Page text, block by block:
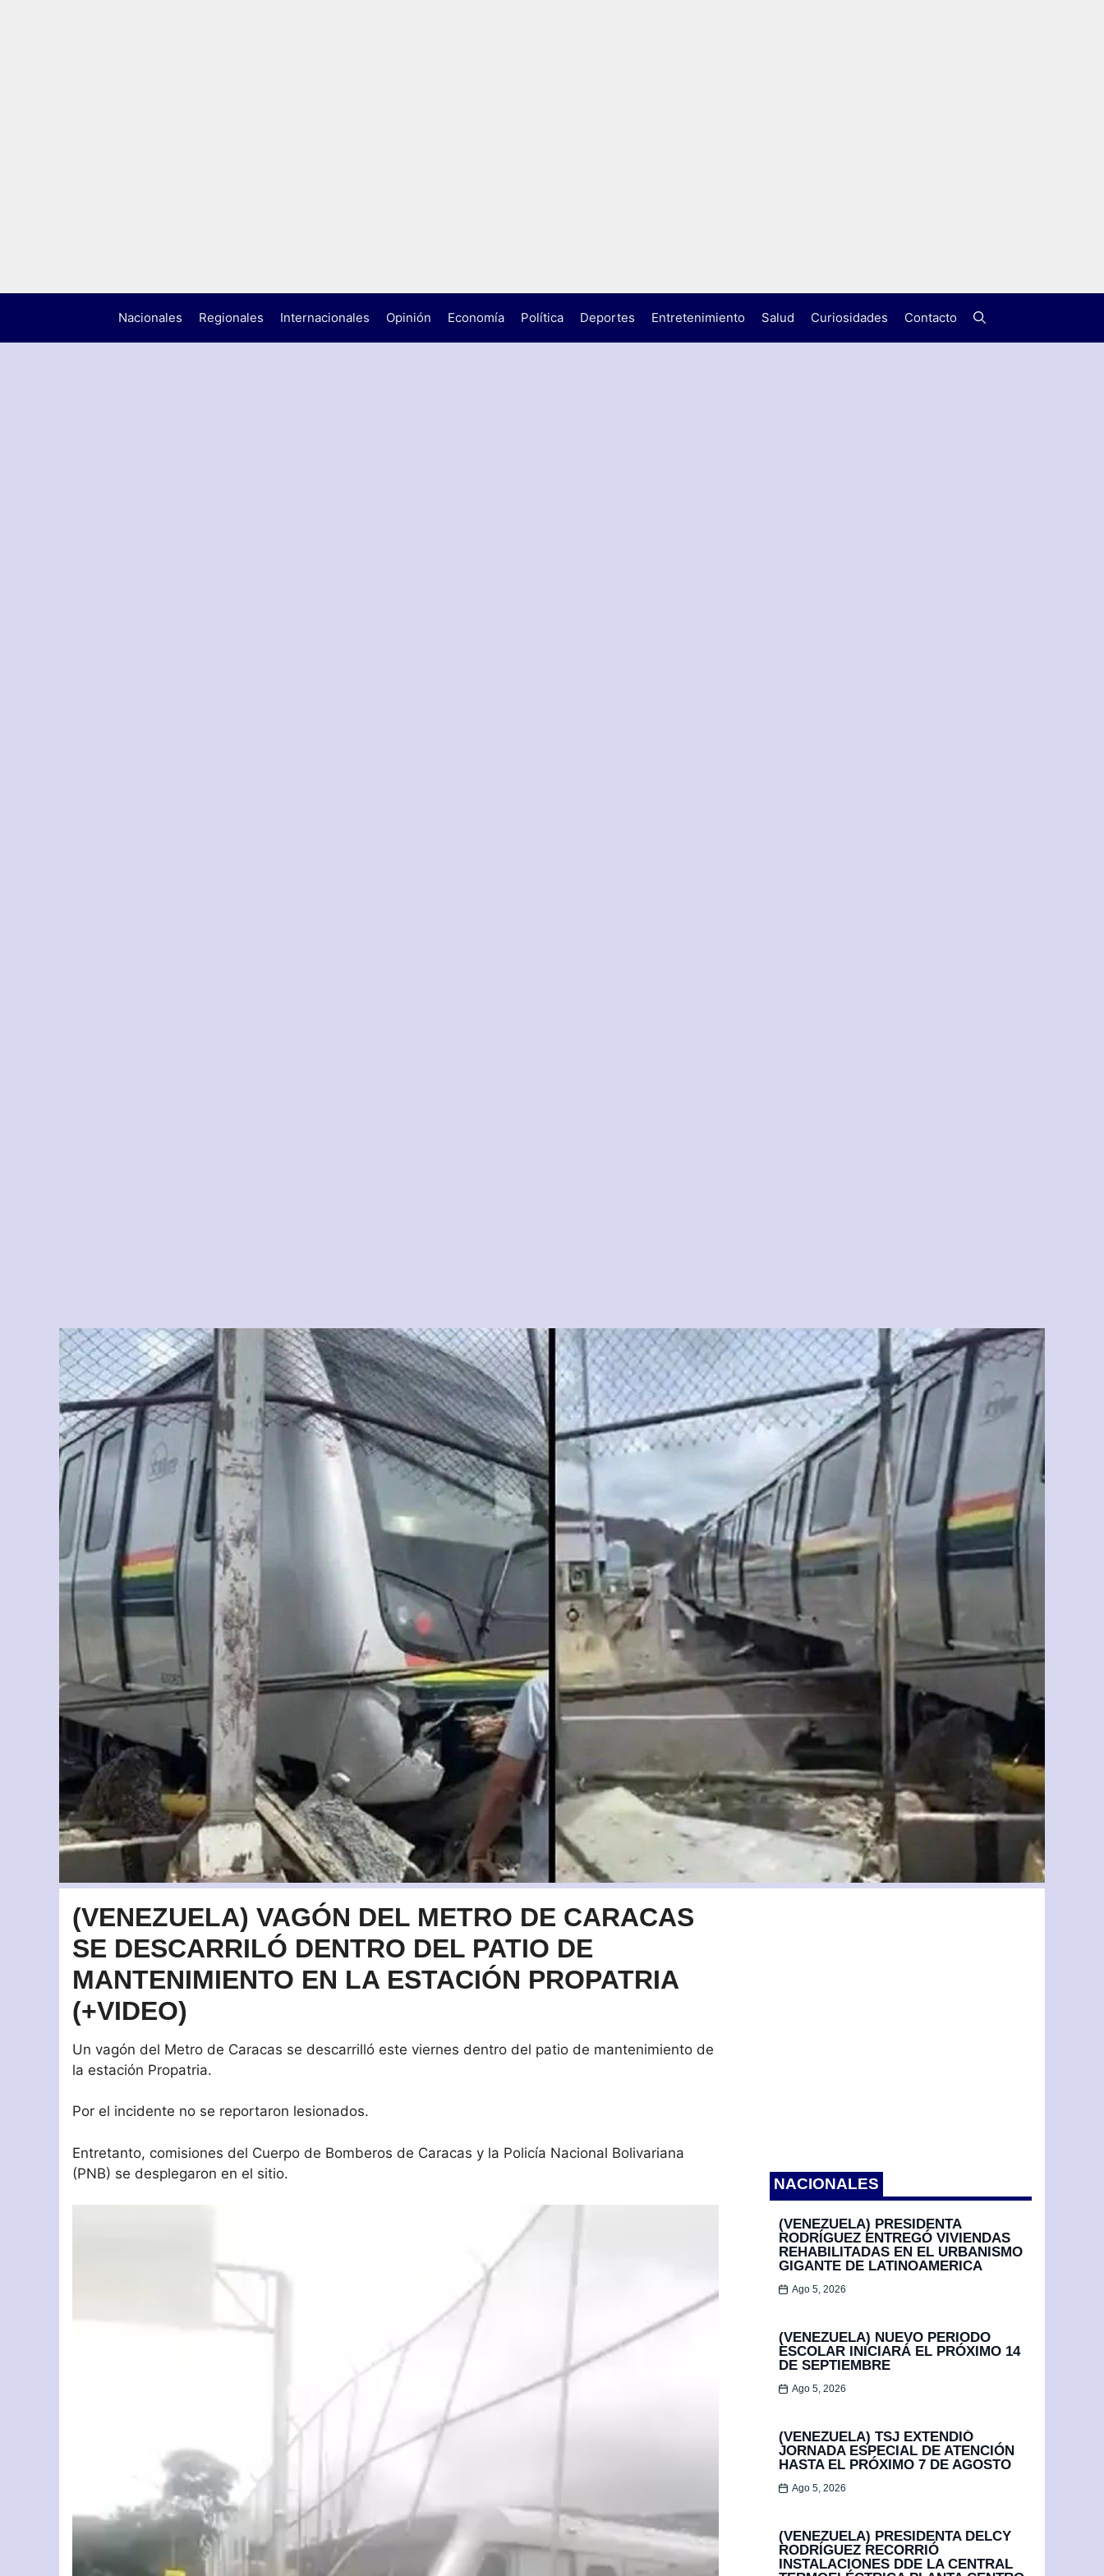
Nacionales Regionales Internacionales Opinión Economía Política Deportes Entretenimiento Salud Curiosidades Contacto
(VENEZUELA) VAGÓN DEL METRO DE CARACAS
SE DESCARRILÓ DENTRO DEL PATIO DE
MANTENIMIENTO EN LA ESTACIÓN PROPATRIA
(+VIDEO)
Un vagón del Metro de Caracas se descarrilló este viernes dentro del patio de mantenimiento de
la estación Propatria.
Por el incidente no se reportaron lesionados.
Entretanto, comisiones del Cuerpo de Bomberos de Caracas y la Policía Nacional Bolivariana
(PNB) se desplegaron en el sitio.
NACIONALES
(VENEZUELA) PRESIDENTA
RODRÍGUEZ ENTREGÓ VIVIENDAS
REHABILITADAS EN EL URBANISMO
GIGANTE DE LATINOAMERICA
Ago 5, 2026
(VENEZUELA) NUEVO PERIODO
ESCOLAR INICIARÁ EL PRÓXIMO 14
DE SEPTIEMBRE
Ago 5, 2026
(VENEZUELA) TSJ EXTENDIÓ
JORNADA ESPECIAL DE ATENCIÓN
HASTA EL PRÓXIMO 7 DE AGOSTO
Ago 5, 2026
(VENEZUELA) PRESIDENTA DELCY
RODRÍGUEZ RECORRIÓ
INSTALACIONES DDE LA CENTRAL